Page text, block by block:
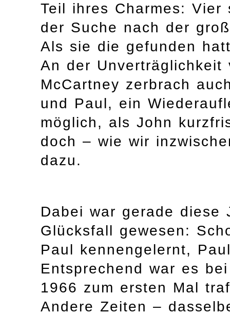
Teil ihres Charmes: Vier
der Suche nach der
Als sie die gefunden
An der Unverträglichkeit
McCartney zerbrach
und Paul, ein
möglich, als John
doch – wie wir
dazu.
Dabei war gerade diese
Glücksfall gewesen:
Paul kennengelernt,
Entsprechend war es
1966 zum ersten Mal
Andere Zeiten –